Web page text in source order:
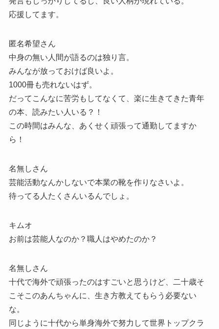
応援してます。
匿名希望さん
中身の無い人間が語るのは独り言。
みんなが放っておけば良いよ。
1000冊も売れないはず。
だってこんなに苦労もしてなくて、楽に生きてきた青年
の本、読みたい人いる？！
この時間はみんな、あくせく頑張って通勤してますか
ら！
名無しさん
芸能活動なんかしないで本業の靴を作りなさいよ。
待ってる人たくさんいるんでしょ。
キムオ
お前は芸能人なのか？職人はやめたのか？
名無しさん
十代で海外で頑張ったのはすごいと思うけど、二十歳そ
こそこのあんちゃんに、生き方教えてもらう必要ない
な。
同じように十代から単身海外で努力して世界トップクラ